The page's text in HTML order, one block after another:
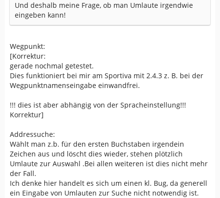
Und deshalb meine Frage, ob man Umlaute irgendwie
eingeben kann!
Wegpunkt:
[Korrektur:
gerade nochmal getestet.
Dies funktioniert bei mir am Sportiva mit 2.4.3 z. B. bei der
Wegpunktnamenseingabe einwandfrei.
!!! dies ist aber abhängig von der Spracheinstellung!!!
Korrektur]
Addressuche:
Wählt man z.b. für den ersten Buchstaben irgendein
Zeichen aus und löscht dies wieder, stehen plötzlich
Umlaute zur Auswahl .Bei allen weiteren ist dies nicht mehr
der Fall.
Ich denke hier handelt es sich um einen kl. Bug, da generell
ein Eingabe von Umlauten zur Suche nicht notwendig ist.